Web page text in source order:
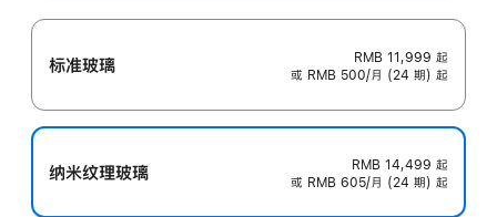
标准玻璃 RMB 11,999 起
或 RMB 500/月 (24 期) 起
纳米纹理玻璃 RMB 14,499 起
或 RMB 605/月 (24 期) 起